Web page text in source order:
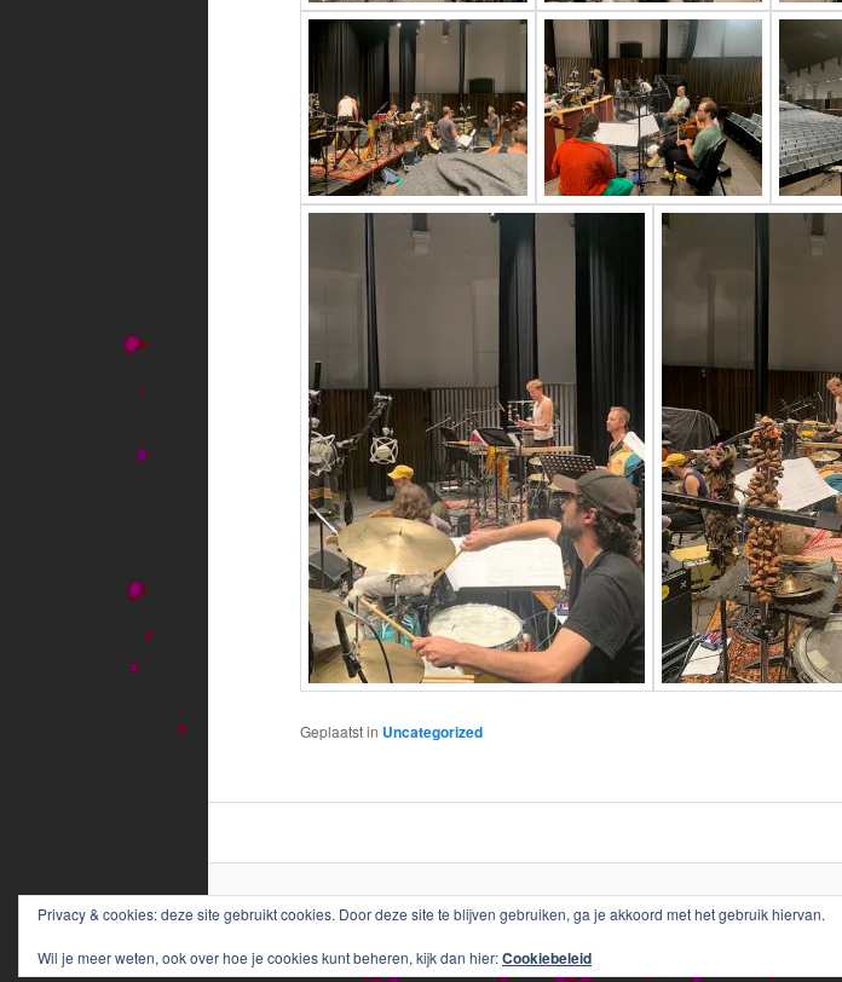
Geplaatst in Uncategorized
Privacy & cookies: deze site gebruikt cookies. Door deze site te blijven gebruiken, ga je akkoord met het gebruik hiervan.
Wil je meer weten, ook over hoe je cookies kunt beheren, kijk dan hier:Cookiebeleid